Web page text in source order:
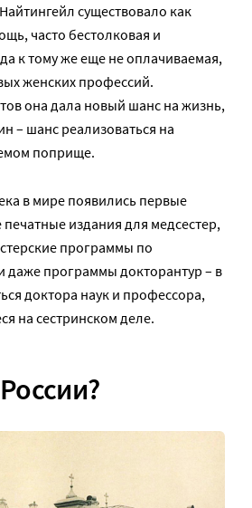
существовало как
часто бестолковая и
к тому же еще не оплачиваемая,
женских профессий.
она дала новый шанс на жизнь,
– шанс реализоваться на
поприще.
в мире появились первые
издания для медсестер,
программы по
даже программы докторантур – в
доктора наук и профессора,
на сестринском деле.